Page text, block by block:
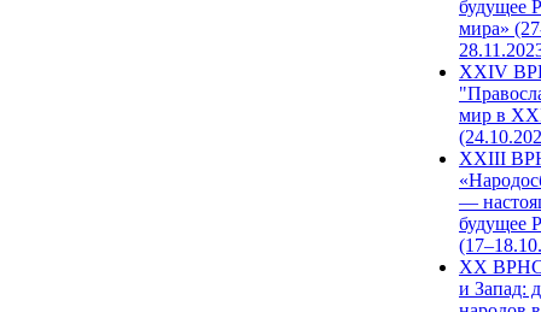
будущее
мира»
XXIV
мир в
XXIII
—
будущее
XX ВРНС
и Запад: